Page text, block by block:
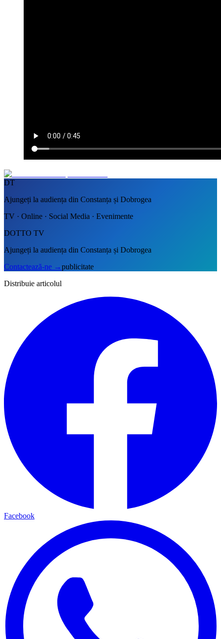
DT
Ajungeți la audiența din Constanța și Dobrogea
TV · Online · Social Media · Evenimente
DOTTO TV
Ajungeți la audiența din Constanța și Dobrogea
Contactează-ne →publicitate
Distribuie articolul
Facebook